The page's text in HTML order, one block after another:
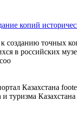
копий
созданию точных
в российских
туризма Казахстана